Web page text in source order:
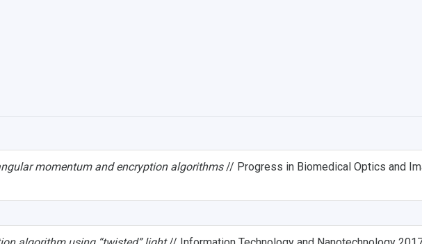
momentum and encryption algorithms// Progress in Biomedical Optics and